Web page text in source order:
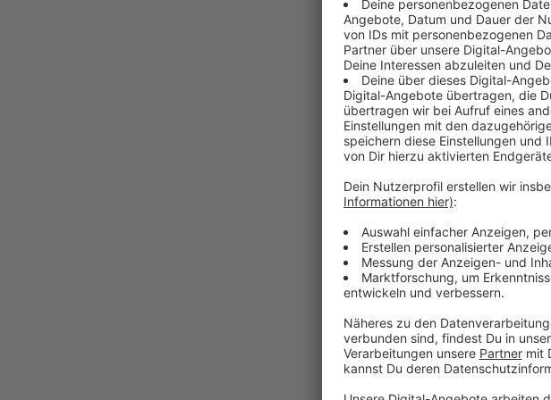
Auch
jungen
ist. Dabei
ist jedes
gezeigt.
durch
Weitere
Anzeige
Zoll